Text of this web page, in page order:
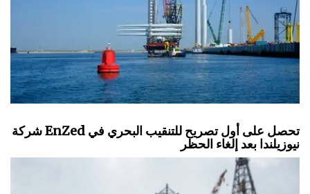
شركة EnZed تحصل على أول تصريح للتنقيب البحري في
نيوزيلندا بعد إلغاء الحظر